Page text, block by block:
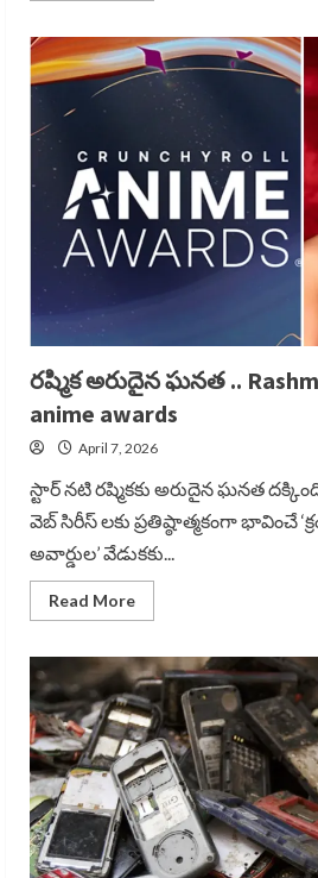
36
గంటల
రెస్క్యూ
ఆపరేషన్..
Rescue
iran
రష్మిక అరుదైన ఘనత ..
anime awards
April 7, 2026
స్టార్ నటి రష్మికకు అరుదైన ఘనత
వెబ్ సిరీస్ లకు ప్రతిష్ఠాత్మకంగా భావించే
అవార్డుల’ వేడుకకు...
Read MoreRead
more
అరుదైన
ఘనత
..
Rashmika
crunchyroll
anime
awards